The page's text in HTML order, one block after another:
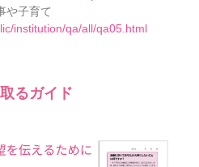
や子育て
institution/qa/all/qa05.html
るガイド